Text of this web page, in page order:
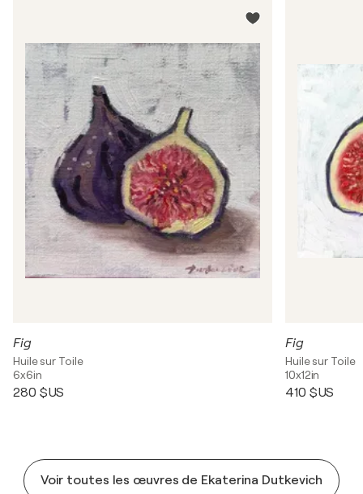
Fig
Huile sur Toile
6x6in
280 $US
Fig
Huile sur Toile
10x12in
410 $US
Voir toutes les œuvres de Ekaterina Dutkevich